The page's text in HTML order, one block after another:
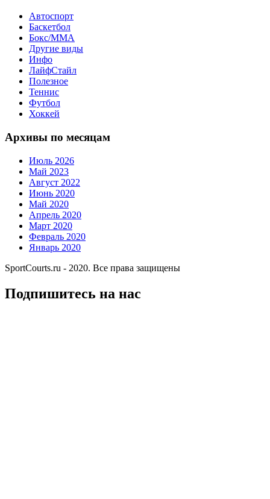
Автоспорт
Баскетбол
Бокс/MMA
Другие виды
Инфо
ЛайфСтайл
Полезное
Теннис
Футбол
Хоккей
Архивы по месяцам
Июль 2026
Май 2023
Август 2022
Июнь 2020
Май 2020
Апрель 2020
Март 2020
Февраль 2020
Январь 2020
SportCourts.ru - 2020. Все права защищены
Подпишитесь на нас